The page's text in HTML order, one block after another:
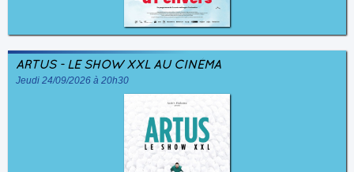
ARTUS - LE SHOW XXL AU CINÉMA
Jeudi 24/09/2026 à 20h30